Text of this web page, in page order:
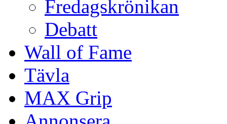
Fredagskrönikan
Debatt
Wall of Fame
Tävla
MAX Grip